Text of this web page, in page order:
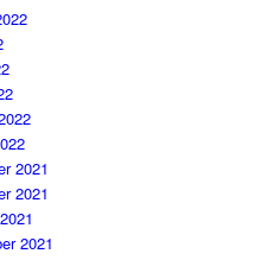
2021
2021
2021